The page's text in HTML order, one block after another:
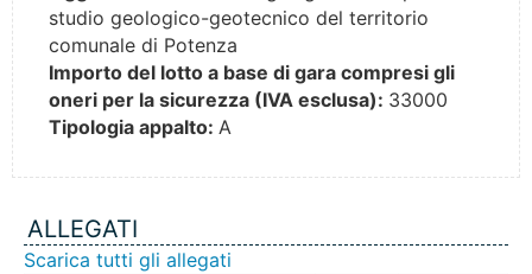
studio geologico-geotecnico del territorio
comunale di Potenza
Importo del lotto a base di gara compresi gli
oneri per la sicurezza (IVA esclusa): 33000
Tipologia appalto: A
ALLEGATI
Scarica tutti gli allegati